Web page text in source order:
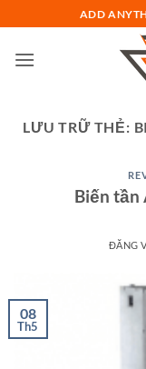
qua
nội
ADD
LƯU TRỮ THẺ:
Biến tần
ĐĂNG
08
Th5